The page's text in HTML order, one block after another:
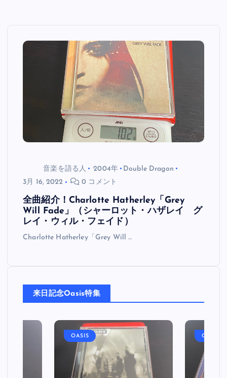
音楽を語る人 2004年
Double Dragon
3月 16, 2022
0 コメント
全曲紹介！Charlotte Hatherley「Grey
Will Fade」（シャーロット・ハザレイ グ
レイ・ウィル・フェイド）
Charlotte Hatherley「Grey Will …
来日記念Oasis特集
OASIS OASIS